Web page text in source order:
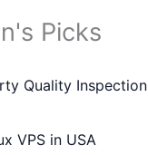
Picks
Quality Inspection
VPS in USA